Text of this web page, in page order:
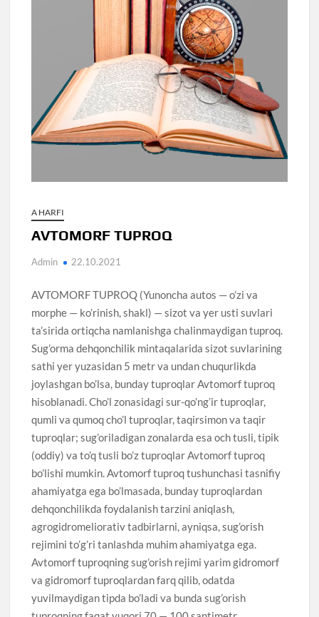
A HARFI
AVTOMORF TUPROQ
Admin 22.10.2021
AVTOMORF TUPROQ (Yunoncha autos — o’zi va
morphe — ko’rinish, shakl) — sizot va yer usti suvlari
ta’sirida ortiqcha namlanishga chalinmaydigan tuproq.
Sug’orma dehqonchilik mintaqalarida sizot suvlarining
sathi yer yuzasidan 5 metr va undan chuqurlikda
joylashgan bo’lsa, bunday tuproqlar Avtomorf tuproq
hisoblanadi. Cho’l zonasidagi sur-qo’ng’ir tuproqlar,
qumli va qumoq cho’l tuproqlar, taqirsimon va taqir
tuproqlar; sug’oriladigan zonalarda esa och tusli, tipik
(oddiy) va to’q tusli bo’z tuproqlar Avtomorf tuproq
bo’lishi mumkin. Avtomorf tuproq tushunchasi tasnifiy
ahamiyatga ega bo’lmasada, bunday tuproqlardan
dehqonchilikda foydalanish tarzini aniqlash,
agrogidromeliorativ tadbirlarni, ayniqsa, sug’orish
rejimini to’g’ri tanlashda muhim ahamiyatga ega.
Avtomorf tuproqning sug’orish rejimi yarim gidromorf
va gidromorf tuproqlardan farq qilib, odatda
yuvilmaydigan tipda bo’ladi va bunda sug’orish